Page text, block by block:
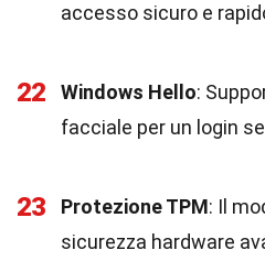
accesso sicuro e
22 Windows Hello:
facciale per un login
23 Protezione TPM: Il
sicurezza hardware